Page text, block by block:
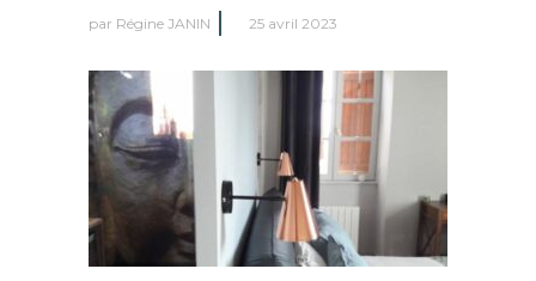
par Régine JANIN 25 avril 2023